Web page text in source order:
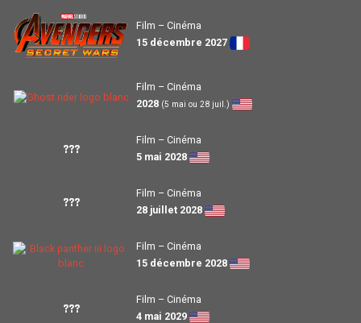
Film – Cinéma
15 décembre 2027
Film – Cinéma
2028 (5 mai ou 28 juil.)
???
Film – Cinéma
5 mai 2028
???
Film – Cinéma
28 juillet 2028
Film – Cinéma
15 décembre 2028
???
Film – Cinéma
4 mai 2029